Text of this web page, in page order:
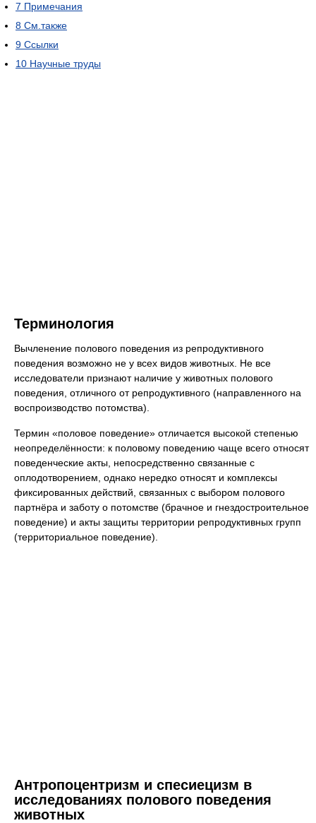
7 Примечания
8 См.также
9 Ссылки
10 Научные труды
Терминология
Вычленение полового поведения из репродуктивного
поведения возможно не у всех видов животных. Не все
исследователи признают наличие у животных полового
поведения, отличного от репродуктивного (направленного на
воспроизводство потомства).
Термин «половое поведение» отличается высокой степенью
неопределённости: к половому поведению чаще всего относят
поведенческие акты, непосредственно связанные с
оплодотворением, однако нередко относят и комплексы
фиксированных действий, связанных с выбором полового
партнёра и заботу о потомстве (брачное и гнездостроительное
поведение) и акты защиты территории репродуктивных групп
(территориальное поведение).
Антропоцентризм и спесиецизм в
исследованиях полового поведения
животных